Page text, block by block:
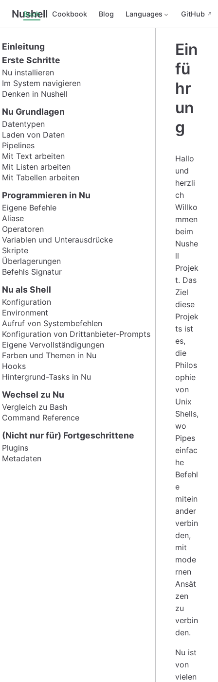
Nushell
Buch Cookbook Blog Languages GitHub
Einleitung
Erste Schritte
Nu installieren
Im System navigieren
Denken in Nushell
Nu Grundlagen
Datentypen
Laden von Daten
Pipelines
Mit Text arbeiten
Mit Listen arbeiten
Mit Tabellen arbeiten
Programmieren in Nu
Eigene Befehle
Aliase
Operatoren
Variablen und Unterausdrücke
Skripte
Überlagerungen
Befehls Signatur
Nu als Shell
Konfiguration
Environment
Aufruf von Systembefehlen
Konfiguration von Drittanbieter-Prompts
Eigene Vervollständigungen
Farben und Themen in Nu
Hooks
Hintergrund-Tasks in Nu
Wechsel zu Nu
Vergleich zu Bash
Command Reference
(Nicht nur für) Fortgeschrittene
Plugins
Metadaten
Ein
fü
hr
un
g
Hallo
und
herzli
ch
Willko
mmen
beim
Nushe
ll
Projek
t. Das
Ziel
diese
Projek
ts ist
es,
die
Philos
ophie
von
Unix
Shells,
wo
Pipes
einfac
he
Befehl
e
mitein
ander
verbin
den,
mit
mode
rnen
Ansät
zen
zu
verbin
den.
Nu ist
von
vielen